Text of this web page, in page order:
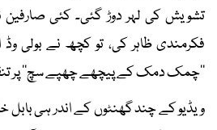
تشویش کی لہر دوڑ گئی۔ کئی صارفین
فکرمندی ظاہر کی، تو کچھ نے بولی وڈ
’’چمک دمک کے پیچھے چھپے سچ‘‘ پر
ویڈیو کے چند گھنٹوں کے اندر ہی بابل